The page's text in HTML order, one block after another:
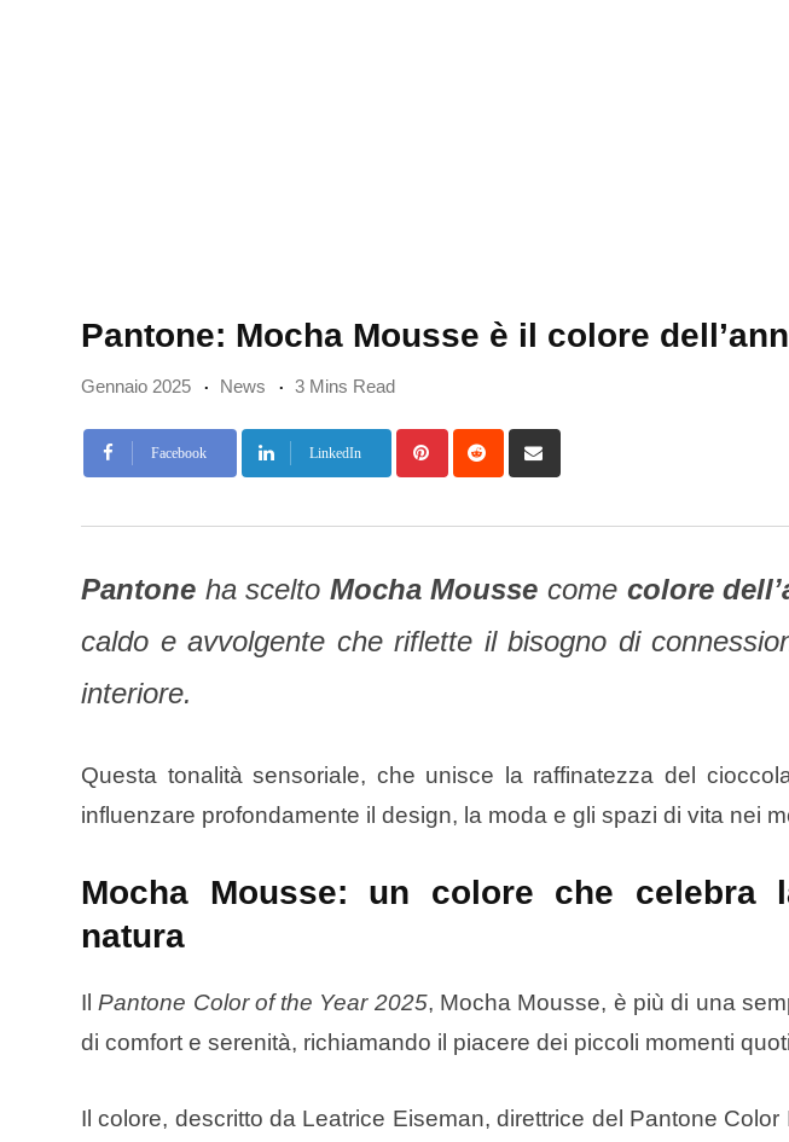
Pantone: Mocha Mousse è il colore
Gennaio 2025 News 3 Mins Read
Facebook LinkedIn PinterestReddit
via
Pantone ha scelto Mocha Mousse come colore
caldo e avvolgente che riflette il bisogno di
interiore.
Questa tonalità sensoriale, che unisce la raffinatezza del
influenzare profondamente il design, la moda e gli spazi di vita nei
Mocha Mousse: un colore che celebra
natura
IlPantone Color of the Year 2025, Mocha Mousse, è più di una
di comfort e serenità, richiamando il piacere dei piccoli momenti
Il colore, descritto da Leatrice Eiseman, direttrice del Pantone